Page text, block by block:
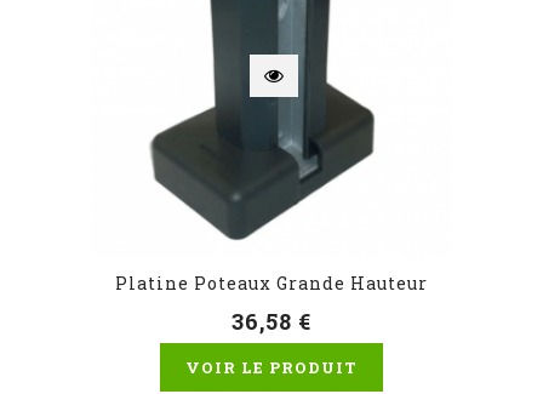
Platine Poteaux Grande Hauteur
36,58 €
VOIR LE PRODUIT